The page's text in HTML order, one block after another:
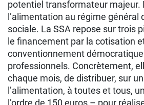
potentiel transformateur majeur.
l’alimentation au régime général
sociale. La SSA repose sur trois
le financement par la cotisation
conventionnement
professionnels. Concrètement,
chaque mois, de distribuer, sur
l’alimentation, à toutes et tous,
l’ordre de 150 euros – pour